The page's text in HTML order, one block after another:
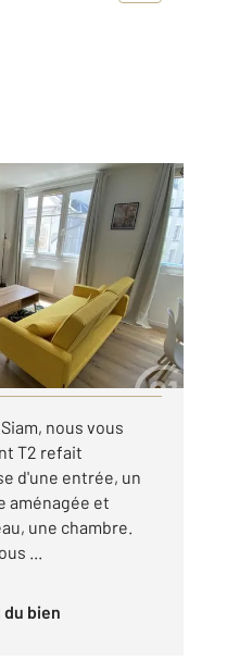
nous vous
T2 refait
d'une entrée, un
aménagée et
une chambre.
...
du bien